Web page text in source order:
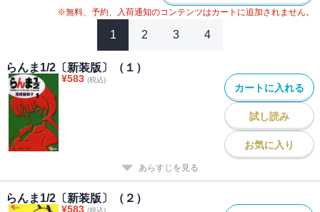
※無料、予約、入荷通知のコンテンツはカートに追加されません。
1 2 3 4
らんま1/2〔新装版〕（１）
¥583 (税込)
カートに入れる
試し読み
お気に入り
あらすじを見る
らんま1/2〔新装版〕（２）
¥583 (税込)